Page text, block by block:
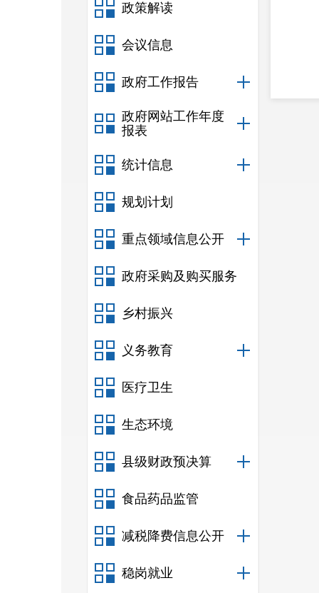
政策解读
会议信息
政府工作报告
政府网站工作年度
报表
统计信息
规划计划
重点领域信息公开
政府采购及购买服务
乡村振兴
义务教育
医疗卫生
生态环境
县级财政预决算
食品药品监管
减税降费信息公开
稳岗就业